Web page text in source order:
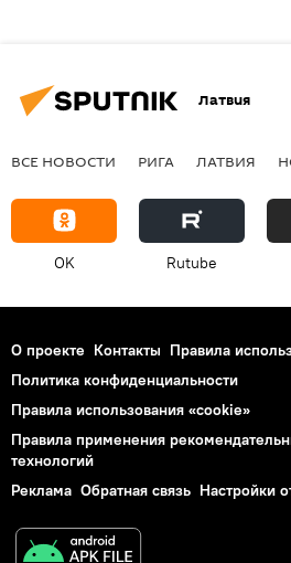
Латвия
ВСЕ НОВОСТИ РИГА ЛАТВИЯ
OK Rutube
О проекте Контакты Правила
Политика конфиденциальности
Правила использования «cookie»
Правила применения
технологий
Реклама Обратная связь Настройки